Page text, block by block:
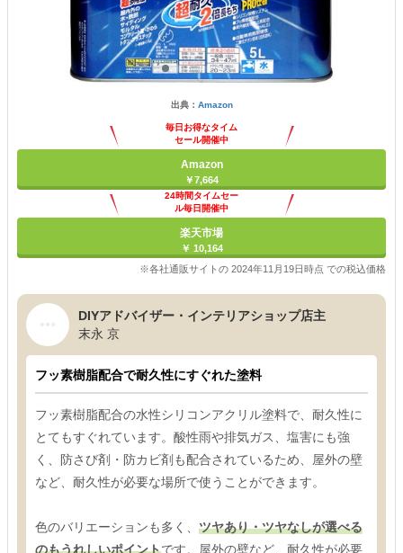
出典： Amazon
毎日お得なタイム
セール開催中
Amazon
￥7,664
24時間タイムセー
ル毎日開催中
楽天市場
￥ 10,164
※各社通販サイトの 2024年11月19日時点 での税込価格
DIYアドバイザー・インテリアショップ店主
末永 京
フッ素樹脂配合で耐久性にすぐれた塗料
フッ素樹脂配合の水性シリコンアクリル塗料で、耐久性に
とてもすぐれています。酸性雨や排気ガス、塩害にも強
く、防さび剤・防カビ剤も配合されているため、屋外の壁
など、耐久性が必要な場所で使うことができます。
色のバリエーションも多く、 ツヤあり・ツヤなしが選べる
のもうれしいポイントです。屋外の壁など、耐久性が必要